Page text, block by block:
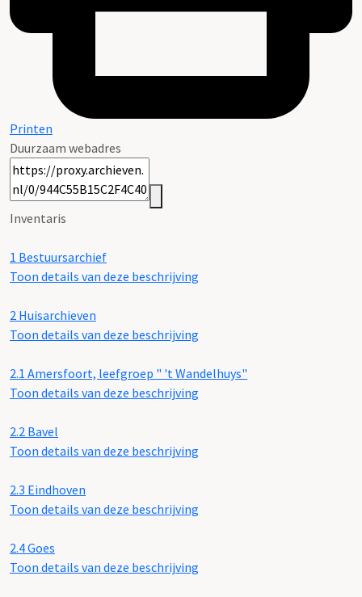
Printen
Duurzaam webadres
Inventaris
1 Bestuursarchief
Toon details van deze beschrijving
2 Huisarchieven
Toon details van deze beschrijving
2.1 Amersfoort, leefgroep " 't Wandelhuys"
Toon details van deze beschrijving
2.2 Bavel
Toon details van deze beschrijving
2.3 Eindhoven
Toon details van deze beschrijving
2.4Goes
Toon details van deze beschrijving